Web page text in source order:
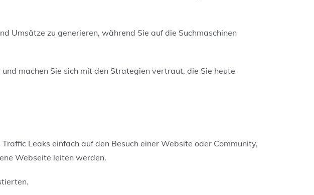
Umsätze zu generieren, während Sie auf die Suchmaschinen
machen Sie sich mit den Strategien vertraut, die Sie heute
Traffic L eaks einfach auf den Besuch einer Website oder Community,
Webseite leitenwerden.